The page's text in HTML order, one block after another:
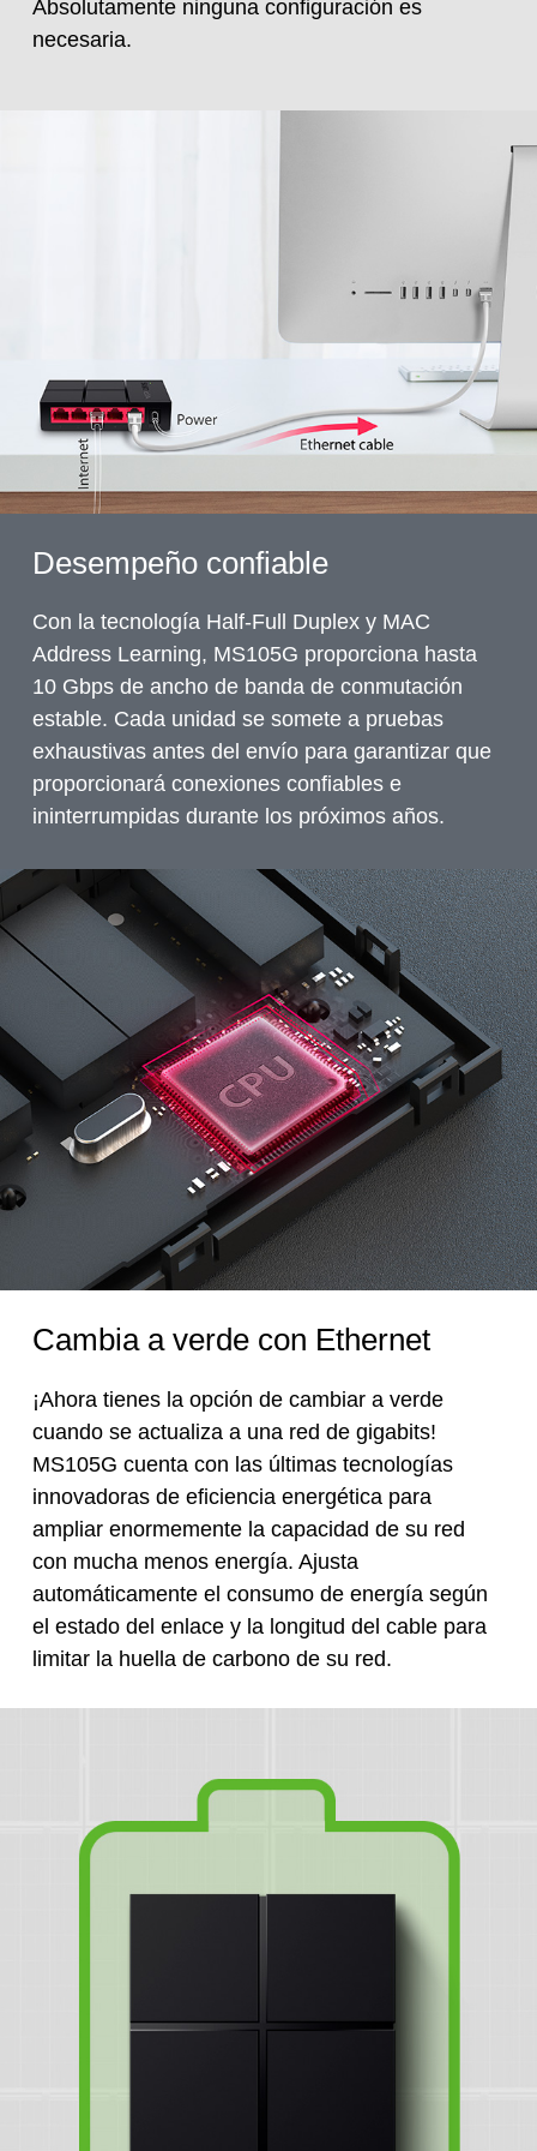
Absolutamente ninguna configuración es
necesaria.
Desempeño confiable
Con la tecnología Half-Full Duplex y MAC
Address Learning, MS105G proporciona hasta
10 Gbps de ancho de banda de conmutación
estable. Cada unidad se somete a pruebas
exhaustivas antes del envío para garantizar que
proporcionará conexiones confiables e
ininterrumpidas durante los próximos años.
Cambia a verde con Ethernet
¡Ahora tienes la opción de cambiar a verde
cuando se actualiza a una red de gigabits!
MS105G cuenta con las últimas tecnologías
innovadoras de eficiencia energética para
ampliar enormemente la capacidad de su red
con mucha menos energía. Ajusta
automáticamente el consumo de energía según
el estado del enlace y la longitud del cable para
limitar la huella de carbono de su red.